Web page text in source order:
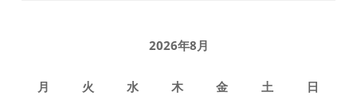
を
2026年8月
月 火 水 木 金 土 日